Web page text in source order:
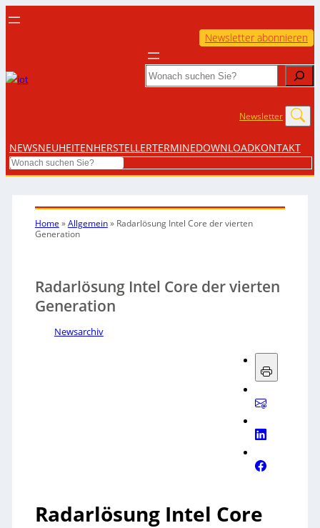
Newsletter abonnieren
Search
Newsletter
NEWSNEUHEITENHERSTELLERTERMINEDOWNLOADKONTAKT
Search
Home »Allgemein» Radarlösung Intel Core der vierten
Generation
Radarlösung Intel Core der vierten
Generation
Newsarchiv
Radarlösung Intel Core